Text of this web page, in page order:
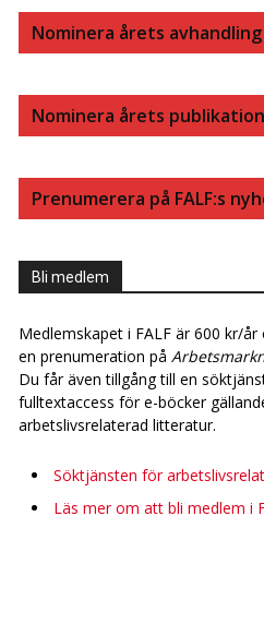
B
O
E
I
Nominera årets avhandling
Nominera årets publikation
Prenumerera på FALF:s
Bli medlem
Medlemskapet i FALF är 600 kr/
en prenumeration på
Du får även tillgång till en
fulltextaccess för e-böcker
arbetslivsrelaterad litteratur.
Söktjänsten för
Läs mer om att bli medlem i